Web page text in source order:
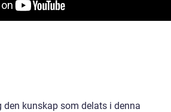
kunskap som delats i denna